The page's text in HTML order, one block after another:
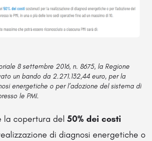
8 settembre 2016, n. 8675, la Regione
un bando da 2.271.132,44 euro, per la
energetiche o per l’adozione del sistema di
le PMI.
la copertura del 50% dei costi
di diagnosi energetiche o